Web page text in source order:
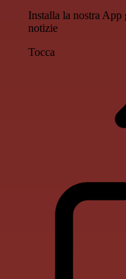
Installa la nostra App
notizie
Tocca